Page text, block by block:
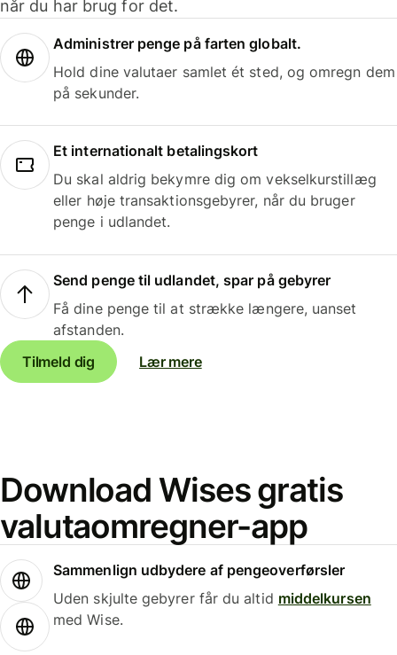
når du har brug for det.
Administrer penge på farten globalt.
Hold dine valutaer samlet ét sted, og omregn dem
på sekunder.
Et internationalt betalingskort
Du skal aldrig bekymre dig om vekselkurstillæg
eller høje transaktionsgebyrer, når du bruger
penge i udlandet.
Send penge til udlandet, spar på gebyrer
Få dine penge til at strække længere, uanset
afstanden.
Tilmeld dig
Lær mere
Download Wises gratis
valutaomregner-app
Sammenlign udbydere af pengeoverførsler
Uden skjulte gebyrer får du altid middelkursen
med Wise.